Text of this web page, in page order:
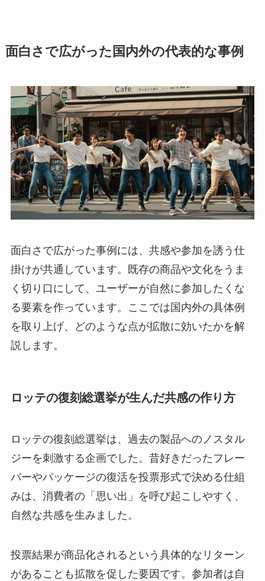
面白さで広がった国内外の代表的な事例
面白さで広がった事例には、共感や参加を誘う仕
掛けが共通しています。既存の商品や文化をうま
く切り口にして、ユーザーが自然に参加したくな
る要素を作っています。ここでは国内外の具体例
を取り上げ、どのような点が拡散に効いたかを解
説します。
ロッテの復刻総選挙が生んだ共感の作り方
ロッテの復刻総選挙は、過去の製品へのノスタル
ジーを刺激する企画でした。昔好きだったフレー
バーやパッケージの復活を投票形式で決める仕組
みは、消費者の「思い出」を呼び起こしやすく、
自然な共感を生みました。
投票結果が商品化されるという具体的なリターン
があることも拡散を促した要因です。参加者は自